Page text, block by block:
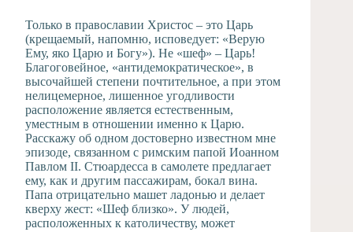
Только в православии Христос – это Царь
(крещаемый, напомню, исповедует: «Верую
Ему, яко Царю и Богу»). Не «шеф» – Царь!
Благоговейное, «антидемократическое», в
высочайшей степени почтительное, а при этом
нелицемерное, лишенное угодливости
расположение является естественным,
уместным в отношении именно к Царю.
Расскажу об одном достоверно известном мне
эпизоде, связанном с римским папой Иоанном
Павлом II. Стюардесса в самолете предлагает
ему, как и другим пассажирам, бокал вина.
Папа отрицательно машет ладонью и делает
кверху жест: «Шеф близко». У людей,
расположенных к католичеству, может